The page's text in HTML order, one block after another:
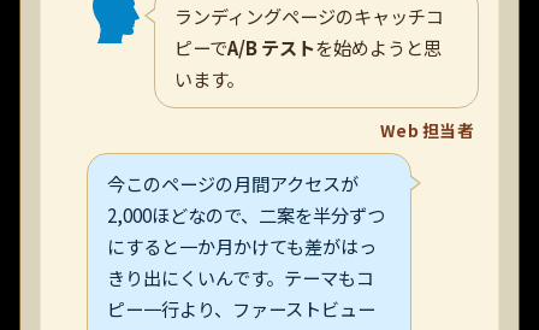
ランディングページのキャッチコ
ピーでA/B テストを始めようと思
います。
Web 担当者
今このページの月間アクセスが
2,000ほどなので、二案を半分ずつ
にすると一か月かけても差がはっ
きり出にくいんです。テーマもコ
ピー一行より、ファーストビュー